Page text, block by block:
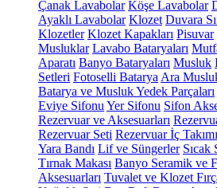
Çanak Lavabolar Köşe Lavabolar
Ayaklı Lavabolar Klozet Duvara
Klozetler Klozet Kapakları Pisuvar
Musluklar Lavabo Bataryaları
Aparatı Banyo Bataryaları Musluk
Setleri Fotoselli Batarya Ara
Batarya ve Musluk Yedek Parçaları
Eviye Sifonu Yer Sifonu Sifon
Rezervuar ve Aksesuarları
Rezervuar Seti Rezervuar İç Takımı
Yara Bandı Lif ve Süngerler Sıcak
Tırnak Makası Banyo Seramik ve
Aksesuarları Tuvalet ve Klozet